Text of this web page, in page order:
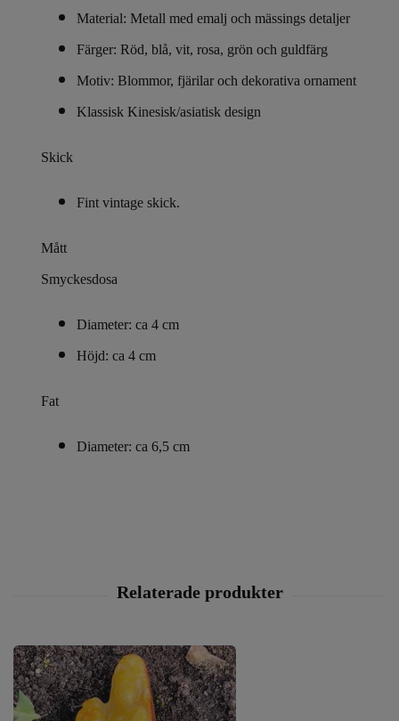
Material: Metall med emalj och mässings detaljer
Färger: Röd, blå, vit, rosa, grön och guldfärg
Motiv: Blommor, fjärilar och dekorativa ornament
Klassisk Kinesisk/asiatisk design
Skick
Fint vintage skick.
Mått
Smyckesdosa
Diameter: ca 4 cm
Höjd: ca 4 cm
Fat
Diameter: ca 6,5 cm